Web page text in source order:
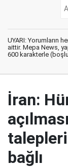
UYARI: Yorumların
aittir. Mepa News,
600 karakterle
İran:
bağlı